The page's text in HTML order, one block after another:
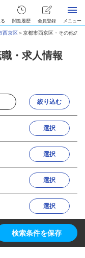
閲覧履歴 会員登録 メニュー
西京区＞京都市西京区・その他の
・求人情報
絞り込む
選択
選択
選択
選択
検索条件を保存